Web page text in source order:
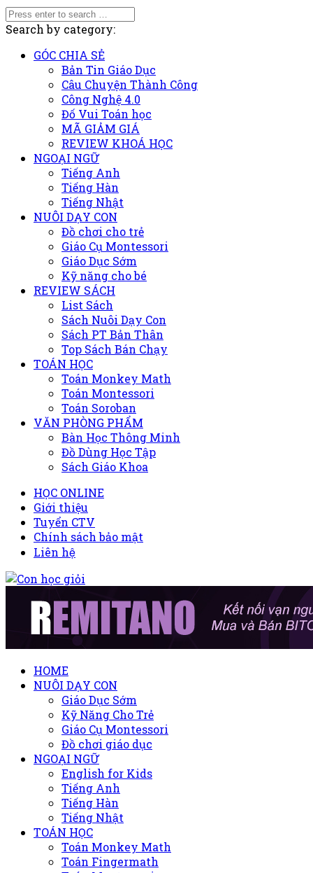
Search by category:
GÓC CHIA SẺ
Bản Tin Giáo Dục
Câu Chuyện Thành Công
Công Nghệ 4.0
Đố Vui Toán học
MÃ GIẢM GIÁ
REVIEW KHOÁ HỌC
NGOẠI NGỮ
Tiếng Anh
Tiếng Hàn
Tiếng Nhật
NUÔI DẠY CON
Đồ chơi cho trẻ
Giáo Cụ Montessori
Giáo Dục Sớm
Kỹ năng cho bé
REVIEW SÁCH
List Sách
Sách Nuôi Dạy Con
Sách PT Bản Thân
Top Sách Bán Chạy
TOÁN HỌC
Toán Monkey Math
Toán Montessori
Toán Soroban
VĂN PHÒNG PHẨM
Bàn Học Thông Minh
Đồ Dùng Học Tập
Sách Giáo Khoa
HỌC ONLINE
Giới thiệu
Tuyển CTV
Chính sách bảo mật
Liên hệ
HOME
NUÔI DẠY CON
Giáo Dục Sớm
Kỹ Năng Cho Trẻ
Giáo Cụ Montessori
Đồ chơi giáo dục
NGOẠI NGỮ
English for Kids
Tiếng Anh
Tiếng Hàn
Tiếng Nhật
TOÁN HỌC
Toán Monkey Math
Toán Fingermath